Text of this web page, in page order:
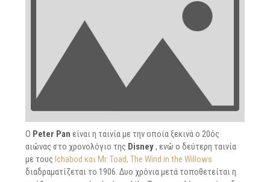
O Peter Pan είναι η ταινία με την οποία ξεκινά ο 20ός
αιώνας στο χρονολόγιο της Disney, ενώ ο δεύτερη ταινία
με τους Ichabod και Mr. Toad, The Wind in the Willows
διαδραματίζεται το 1906. Δυο χρόνια μετά τοποθετείται η